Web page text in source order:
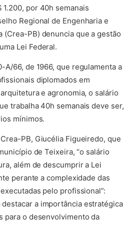
1.200, por 40h semanais
Regional de Engenharia e
(Crea-PB) denuncia que a gestão
Lei Federal.
A/66, de 1966, que regulamenta a
diplomados em
e agronomia, o salário
trabalha 40h semanais deve ser,
mínimos.
PB, Giucélia Figueiredo, que
de Teixeira, “o salário
além de descumprir a Lei
perante a complexidade das
pelo profissional”:
destacar a importância estratégica
para o desenvolvimento da